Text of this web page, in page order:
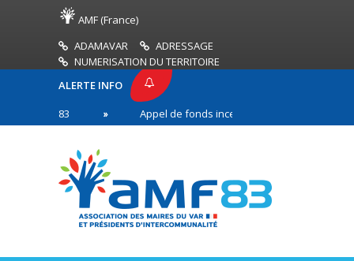
AMF (France)
ADAMAVAR
ADRESSAGE
NUMERISATION DU TERRITOIRE
ALERTE INFO
Appel de fonds incendies de forêt
ligne